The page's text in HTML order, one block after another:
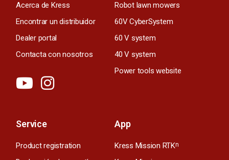
Acerca de Kress
Encontrar un distribuidor
Dealer portal
Contacta con nosotros
Robot lawn mowers
60V CyberSystem
60 V system
40 V system
Power tools website
Service
Product registration
App
Kress Mission RTKn